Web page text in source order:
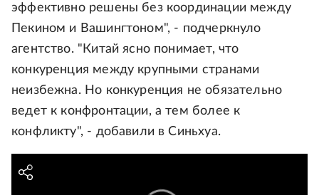
эффективно решены без координации между
Пекином и Вашингтоном", - подчеркнуло
агентство. "Китай ясно понимает, что
конкуренция между крупными странами
неизбежна. Но конкуренция не обязательно
ведет к конфронтации, а тем более к
конфликту", - добавили в Синьхуа.